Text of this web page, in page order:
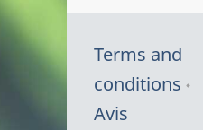
Terms and
conditions
Avis